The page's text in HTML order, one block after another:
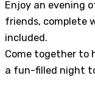
Enjoy an evening
friends, complete
included.
Come together to
a fun-filled night